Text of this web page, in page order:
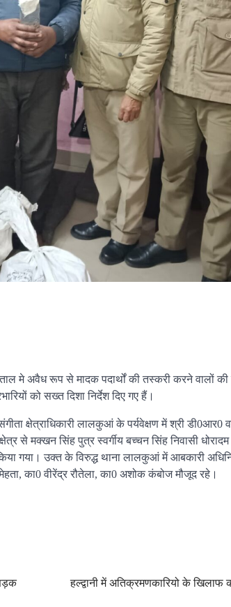
मे अवैध रूप से मादक पदार्थों की तस्करी करने वालों की
को सख्त दिशा निर्देश दिए गए हैं।
क्षेत्राधिकारी लालकुआं के पर्यवेक्षण में श्री डी0आर0
से मक्खन सिंह पुत्र स्वर्गीय बच्चन सिंह निवासी
गया। उक्त के विरुद्ध थाना लालकुआं में आबकारी
का0 वीरेंद्र रौतेला, का0 अशोक कंबोज मौजूद रहे।
हल्द्वानी में अतिक्रमणकारियो के खिलाफ